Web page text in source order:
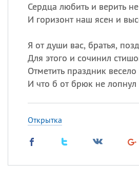
Сердца любить и верить не
И горизонт наш ясен и
Я от души вас, братья,
Для этого и сочинил
Отметить праздник
И что б от брюк не
Открытка